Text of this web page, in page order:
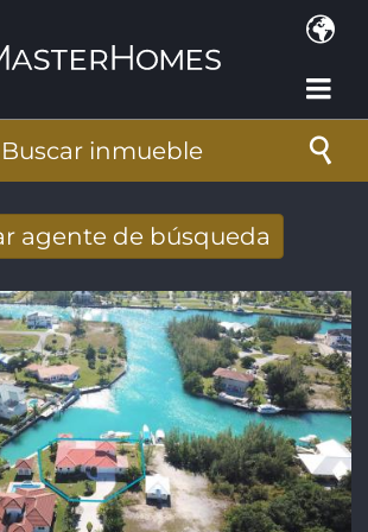
Buscar inmueble
agente de búsqueda
por e-mail
de correo electrónico*